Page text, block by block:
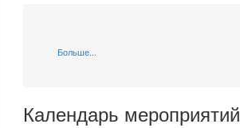
Больше...
Календарь мероприятий